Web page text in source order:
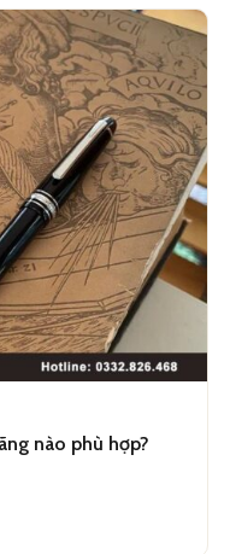
nào phù hợp?